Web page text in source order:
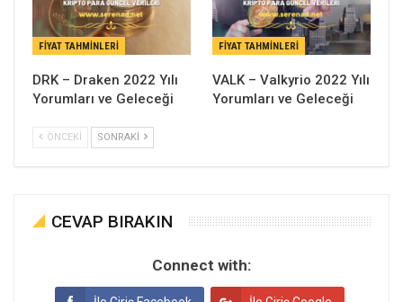
FIYAT TAHMINLERI
DRK – Draken 2022 Yılı
Yorumları ve Geleceği
FIYAT TAHMINLERI
VALK – Valkyrio 2022 Yılı
Yorumları ve Geleceği
ÖNCEKI SONRAKI
CEVAP BIRAKIN
Connect with: